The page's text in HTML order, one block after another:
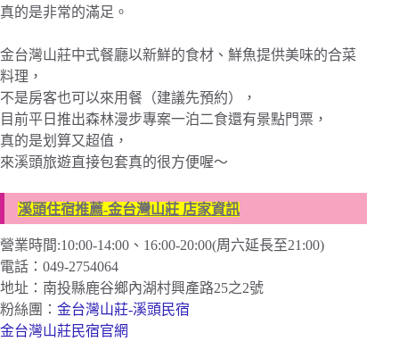
真的是非常的滿足。
金台灣山莊中式餐廳以新鮮的食材、鮮魚提供美味的合菜
料理，
不是房客也可以來用餐（建議先預約），
目前平日推出森林漫步專案一泊二食還有景點門票，
真的是划算又超值，
來溪頭旅遊直接包套真的很方便喔～
溪頭住宿推薦-金台灣山莊 店家資訊
營業時間:10:00-14:00、16:00-20:00(周六延長至21:00)
電話：049-2754064
地址：南投縣鹿谷鄉內湖村興產路25之2號
粉絲團： 金台灣山莊-溪頭民宿
金台灣山莊民宿官網